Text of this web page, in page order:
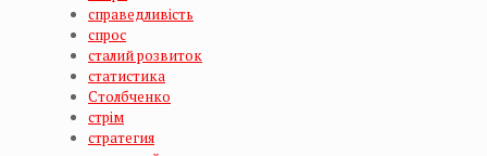
справедливість
спрос
сталий розвиток
статистика
Столбченко
стрім
стратегия